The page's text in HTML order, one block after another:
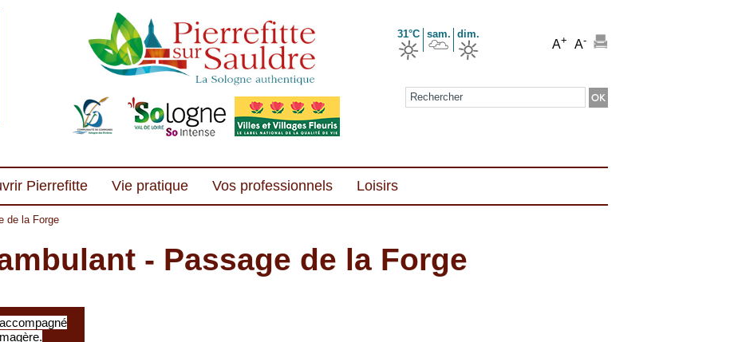
31°C sam. dim.
A+ A-
Formulaire de recherche
Pierrefitte Vie pratique Vos professionnels Loisirs
de la Forge
- Passage de la Forge